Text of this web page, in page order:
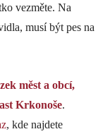
vezměte. Na
musí být pes na
měst a obcí,
Krkonoše.
, kde najdete